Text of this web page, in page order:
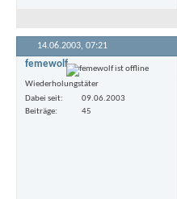
14.06.2003, 07:21
femewolf
Wiederholungstäter
Dabei seit
09.06.2003
Beiträge
45